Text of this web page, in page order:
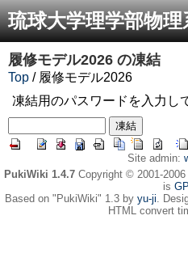
琉球大学理学部物
履修モデル2026 の凍結
Top / 履修モデル2026
凍結用のパスワードを入力し
Site admin:
PukiWiki 1.4.7 Copyright © 2001-2006
is
Based on "PukiWiki" 1.3 by yu-ji.
HTML convert